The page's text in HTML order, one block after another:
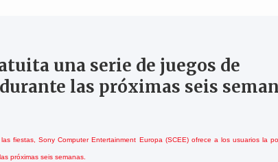
una serie de juegos de
las próximas seis
fiestas, Sony Computer Entertainment Europa (SCEE) ofrece a los usuarios la
próximas seis semanas.